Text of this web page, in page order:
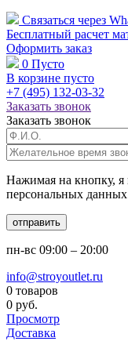
Связаться через
Бесплатный расчет
Оформить заказ
0 Пусто
В корзине пусто
+7 (495) 132-03-32
Заказать звонок
Заказать звонок
Нажимая на кнопку,
персональных
отправить
пн-вс 09:00 – 20:00
info@stroyoutlet.ru
0 товаров
0 руб.
Просмотр
Доставка